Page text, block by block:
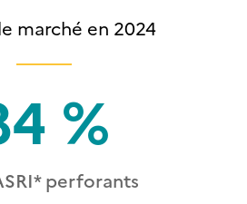
marché en 2024
%
perforants